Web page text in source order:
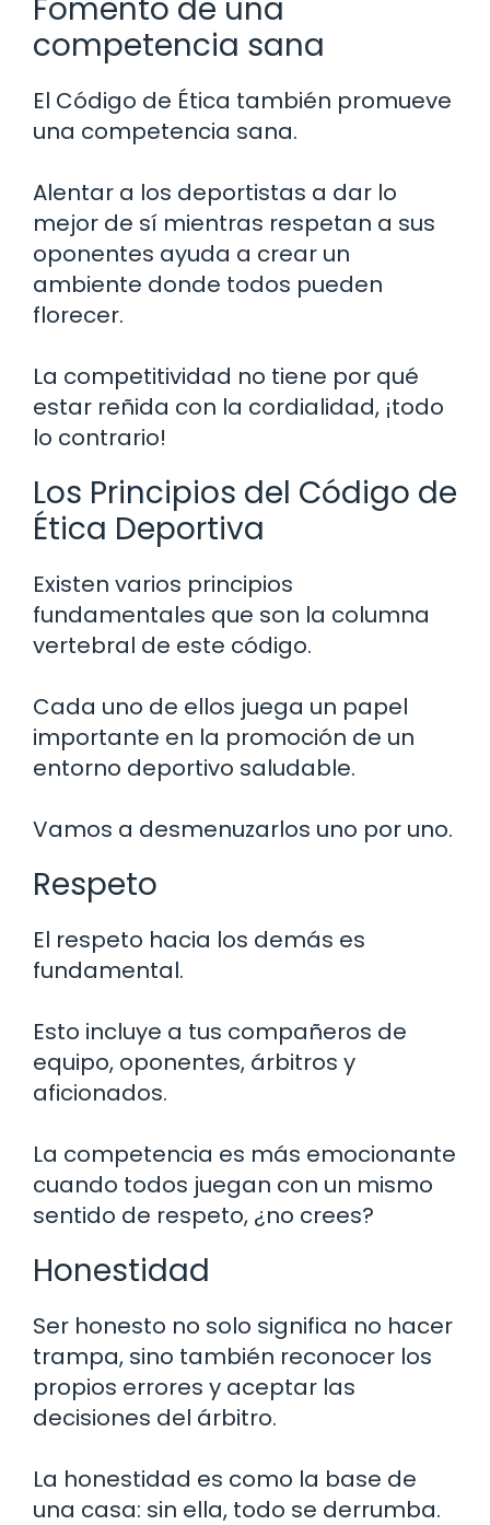
Fomento de una
competencia sana
El Código de Ética también promueve
una competencia sana.
Alentar a los deportistas a dar lo
mejor de sí mientras respetan a sus
oponentes ayuda a crear un
ambiente donde todos pueden
florecer.
La competitividad no tiene por qué
estar reñida con la cordialidad, ¡todo
lo contrario!
Los Principios del Código de
Ética Deportiva
Existen varios principios
fundamentales que son la columna
vertebral de este código.
Cada uno de ellos juega un papel
importante en la promoción de un
entorno deportivo saludable.
Vamos a desmenuzarlos uno por uno.
Respeto
El respeto hacia los demás es
fundamental.
Esto incluye a tus compañeros de
equipo, oponentes, árbitros y
aficionados.
La competencia es más emocionante
cuando todos juegan con un mismo
sentido de respeto, ¿no crees?
Honestidad
Ser honesto no solo significa no hacer
trampa, sino también reconocer los
propios errores y aceptar las
decisiones del árbitro.
La honestidad es como la base de
una casa: sin ella, todo se derrumba.